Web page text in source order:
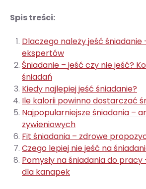
Spis treści:
Dlaczego należy jeść śniadanie
ekspertów
Śniadanie – jeść czy nie jeść?
śniadań
Kiedy najlepiej jeść śniadanie?
Ile kalorii powinno dostarczać
Najpopularniejsze śniadania –
żywieniowych
Fit śniadania – zdrowe
Czego lepiej nie jeść na
Pomysły na śniadania do
dla kanapek